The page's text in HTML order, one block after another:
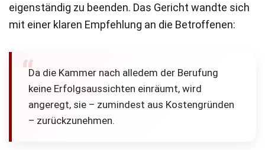
eigenständig zu beenden. Das Gericht wandte sich
mit einer klaren Empfehlung an die Betroffenen:
Da die Kammer nach alledem der Berufung
keine Erfolgsaussichten einräumt, wird
angeregt, sie – zumindest aus Kostengründen
– zurückzunehmen.